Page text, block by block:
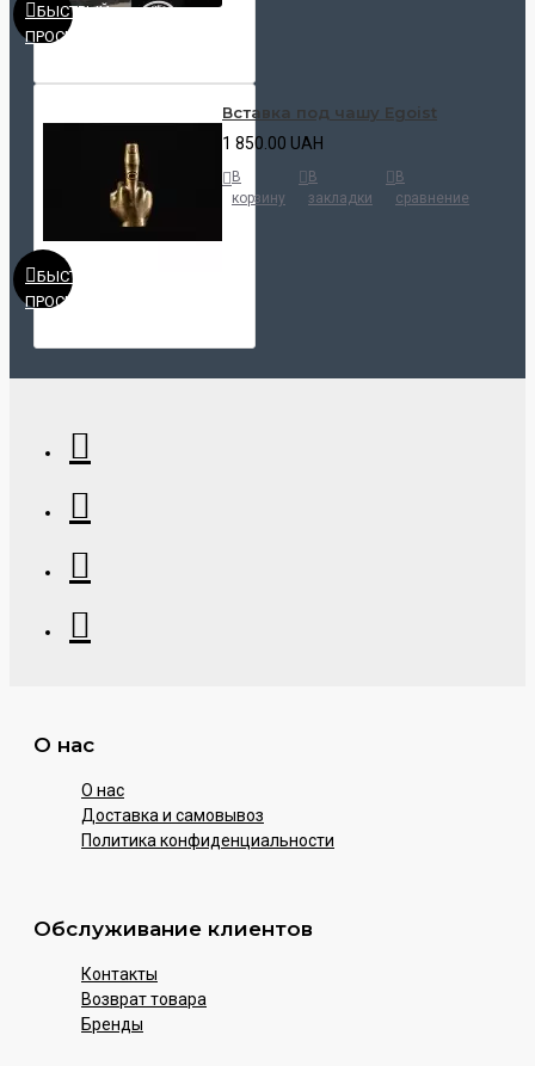
БЫСТРЫЙ
ПРОСМОТР
БЫСТРЫЙ
ПРОСМОТР
Вставка под чашу Egoist
1 850.00 UAH
В
корзину
В
закладки
В
сравнение
О нас
О нас
Доставка и самовывоз
Политика конфиденциальности
Обслуживание клиентов
Контакты
Возврат товара
Бренды